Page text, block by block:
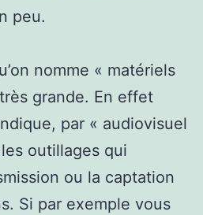
peu.
nomme « matériels
grande. En effet
par « audiovisuel
outillages qui
ou la captation
Si par exemple vous